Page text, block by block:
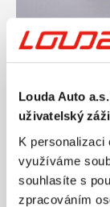
Louda Auto
uživatelský
K personalizaci
využíváme
souhlasíte s
zpracováním
Ročník2022
Nájezd
37 024 km
Benzín
379 990 Kč
Přidat k